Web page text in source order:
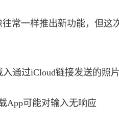
往常一样推出新功能，但这
通过iCloud链接发送的照片
App可能对输入无响应